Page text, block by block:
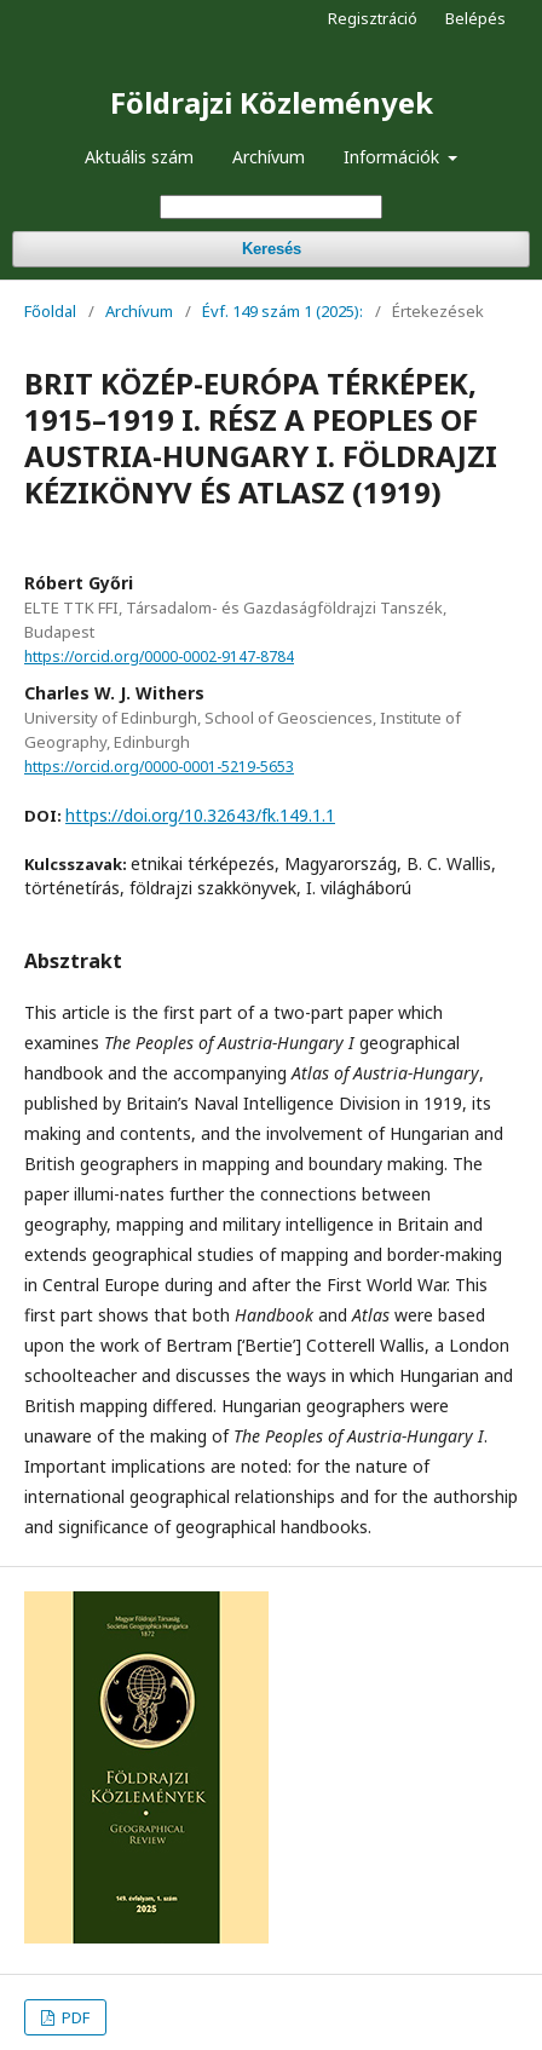
Földrajzi Közlemények
Aktuális szám Archívum Információk
Keresés
Regisztráció Belépés
Főoldal / Archívum / Évf. 149 szám 1 (2025): / Értekezések
BRIT KÖZÉP-EURÓPA TÉRKÉPEK,
1915–1919 I. RÉSZ A PEOPLES OF
AUSTRIA-HUNGARY I. FÖLDRAJZI
KÉZIKÖNYV ÉS ATLASZ (1919)
Róbert Győri
ELTE TTK FFI, Társadalom- és Gazdaságföldrajzi Tanszék,
Budapest
https://orcid.org/0000-0002-9147-8784
Charles W. J. Withers
University of Edinburgh, School of Geosciences, Institute of
Geography, Edinburgh
https://orcid.org/0000-0001-5219-5653
DOI: https://doi.org/10.32643/fk.149.1.1
Kulcsszavak: etnikai térképezés, Magyarország, B. C. Wallis,
történetírás, földrajzi szakkönyvek, I. világháború
Absztrakt
This article is the first part of a two-part paper which
examines The Peoples of Austria-Hungary Igeographical
handbook and the accompanying Atlas of Austria-Hungary,
published by Britain’s Naval Intelligence Division in 1919, its
making and contents, and the involvement of Hungarian and
British geographers in mapping and boundary making. The
paper illumi-nates further the connections between
geography, mapping and military intelligence in Britain and
extends geographical studies of mapping and border-making
in Central Europe during and after the First World War. This
first part shows that both Handbook and Atlas were based
upon the work of Bertram [‘Bertie’] Cotterell Wallis, a London
schoolteacher and discusses the ways in which Hungarian and
British mapping differed. Hungarian geographers were
unaware of the making of The Peoples of Austria-Hungary I.
Important implications are noted: for the nature of
international geographical relationships and for the authorship
and significance of geographical handbooks.
PDF